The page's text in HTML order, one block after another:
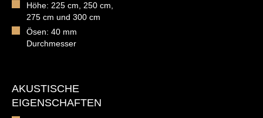
Höhe: 225 cm, 250 cm,
275 cm und 300 cm
Ösen: 40 mm
Durchmesser
AKUSTISCHE
EIGENSCHAFTEN